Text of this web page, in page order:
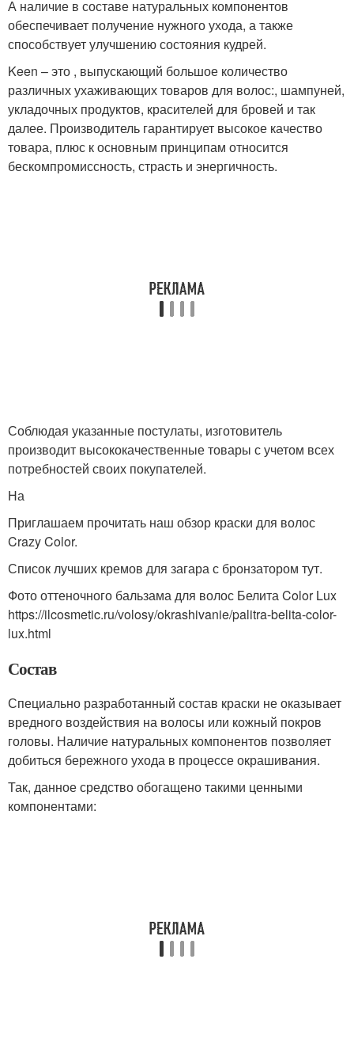
А наличие в составе натуральных компонентов
обеспечивает получение нужного ухода, а также
способствует улучшению состояния кудрей.
Keen – это , выпускающий большое количество
различных ухаживающих товаров для волос:, шампуней,
укладочных продуктов, красителей для бровей и так
далее. Производитель гарантирует высокое качество
товара, плюс к основным принципам относится
бескомпромиссность, страсть и энергичность.
Соблюдая указанные постулаты, изготовитель
производит высококачественные товары с учетом всех
потребностей своих покупателей.
На
Приглашаем прочитать наш обзор краски для волос
Crazy Color.
Список лучших кремов для загара с бронзатором тут.
Фото оттеночного бальзама для волос Белита Color Lux
https://ilcosmetic.ru/volosy/okrashivanie/palitra-belita-color-
lux.html
Состав
Специально разработанный состав краски не оказывает
вредного воздействия на волосы или кожный покров
головы. Наличие натуральных компонентов позволяет
добиться бережного ухода в процессе окрашивания.
Так, данное средство обогащено такими ценными
компонентами: